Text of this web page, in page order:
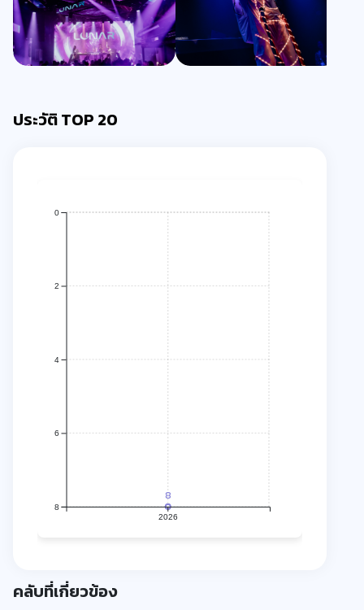
ประวัติ TOP 20
8
2026
8
6
4
2
0
คลับที่เกี่ยวข้อง